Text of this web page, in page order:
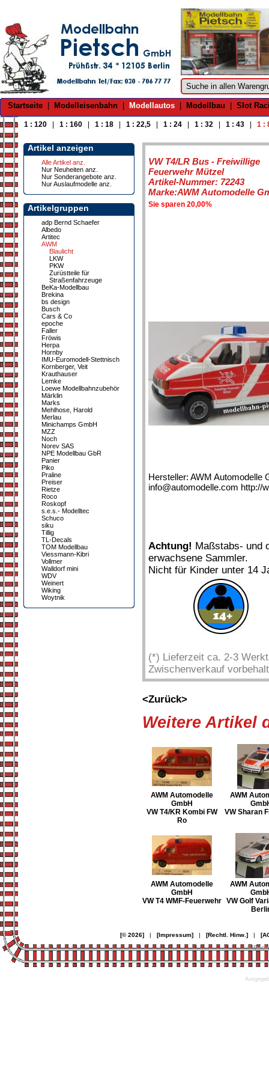
Startseite Modelleisenbahn Modellautos Modellbau Slot
1 : 120 1 : 160 1 : 18 1 : 22,5 1 : 24 1 : 32 1 : 43 1 :
Artikel anzeigen
Alle Artikel anz.
Nur Neuheiten anz.
Nur Sonderangebote anz.
Nur Auslaufmodelle anz.
Artikelgruppen
adp Bernd Schaefer
Albedo
Artitec
AWM
Blaulicht
LKW
PKW
Zurüstteile für
Straßenfahrzeuge
BeKa-Modellbau
Brekina
bs design
Busch
Cars & Co
epoche
Faller
Fröwis
Herpa
Hornby
IMU-Euromodell-Stettnisch
Kornberger, Veit
Krauthauser
Lemke
Loewe Modellbahnzubehör
Märklin
Marks
Mehlhose, Harold
Merlau
Minichamps GmbH
MZZ
Noch
Norev SAS
NPE Modellbau GbR
Panier
Piko
Praline
Preiser
Rietze
Roco
Roskopf
s.e.s.- Modelltec
Schuco
siku
Tillig
TL-Decals
TOM Modellbau
Viessmann-Kibri
Vollmer
Walldorf mini
WDV
Weinert
Wiking
Woytnik
VW T4/LR Bus - Freiwillige
Feuerwehr Mützel
Artikel-Nummer: 72243
Marke:AWM Automodelle
Sie sparen 20,00%
Hersteller: AWM Automodelle
info@automodelle.com http://
Achtung! Maßstabs- und
erwachsene Sammler.
Nicht für Kinder unter 14
(*) Lieferzeit ca. 2-3
Zwischenverkauf
<Zurück>
Weitere Artikel
AWM Automodelle
GmbH
VW T4/KR Kombi FW
Ro
AWM
VW Sharan
AWM Automodelle
GmbH
VW T4 WMF-Feuerwehr
AWM
VW Golf
[© 2026]| [Impressum]| [Rechtl. Hinw.]|
©